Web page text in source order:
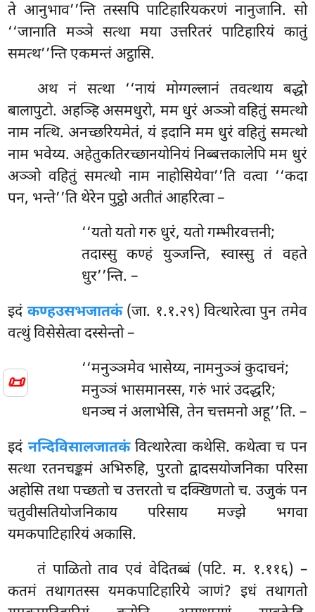
📜
ते आनुभाव’’न्ति तस्सपि पाटिहारियकरणं नानुजानि. सो
‘‘जानाति मञ्ञे सत्था मया उत्तरितरं पाटिहारियं कातुं
समत्थ’’न्ति एकमन्तं अट्ठासि.
अथ नं सत्था ‘‘नायं मोग्गल्लानं तवत्थाय बद्धो
बालापुटो. अहञ्हि असमधुरो, मम धुरं अञ्ञो वहितुं समत्थो
नाम नत्थि. अनच्छरियमेतं, यं इदानि मम धुरं वहितुं समत्थो
नाम भवेय्य. अहेतुकतिरच्छानयोनियं निब्बत्तकालेपि मम धुरं
अञ्ञो वहितुं समत्थो नाम नाहोसियेवा’’ति वत्वा ‘‘कदा
पन, भन्ते’’ति थेरेन पुट्ठो अतीतं आहरित्वा –
‘‘यतोयतो गरु धुरं, यतो गम्भीरवत्तनी;
तदास्सु कण्हं युञ्जन्ति, स्वास्सु तं वहते
धुर’’न्ति. –
इदं कण्हउसभजातकं(जा. १.१.२९) वित्थारेत्वा पुन तमेव
वत्थुं विसेसेत्वा दस्सेन्तो –
‘‘मनुञ्ञमेव भासेय्य, नामनुञ्ञं कुदाचनं;
मनुञ्ञं भासमानस्स, गरुं भारं उदद्धरि;
धनञ्च नं अलाभेसि, तेन चत्तमनो अहू’’ति. –
इदं नन्दिविसालजातकंवित्थारेत्वा कथेसि. कथेत्वा च पन
सत्था रतनचङ्कमं अभिरुहि, पुरतो द्वादसयोजनिका परिसा
अहोसि तथा पच्छतो च उत्तरतो च दक्खिणतो च. उजुकं पन
चतुवीसतियोजनिकाय परिसाय मज्झे भगवा
यमकपाटिहारियं अकासि.
तं पाळितो ताव एवं वेदितब्बं (पटि. म. १.११६) –
कतमं तथागतस्स यमकपाटिहारिये ञाणं? इधं तथागतो